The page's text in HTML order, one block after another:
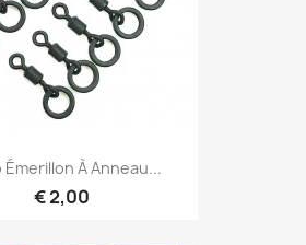
Émerillon À Anneau...
€ 2,00